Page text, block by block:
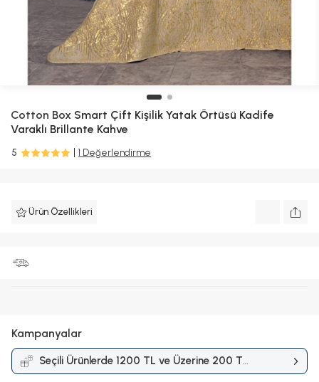
Cotton Box Smart Çift Kişilik Yatak Örtüsü Kadife
Varaklı Brillante Kahve
5 1 Değerlendirme
Ürün Özellikleri
Kampanyalar
Seçili Ürünlerde 1200 TL ve Üzerine 200 TL
İndirimKampanyası